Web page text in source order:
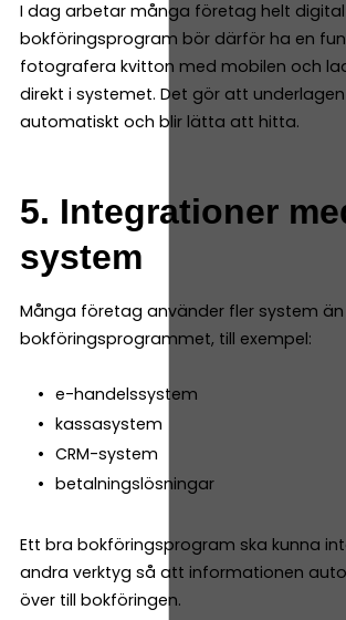
I dag arbetar många företag helt
bokföringsprogram bör därför ha en
fotografera kvitton med mobilen och
direkt i systemet. Det gör att
automatiskt och blir lätta att hitta.
5. Integrationer
system
Många företag använder fler system
bokföringsprogrammet, till exempel:
e-handelssystem
kassasystem
CRM-system
betalningslösningar
Ett bra bokföringsprogram ska kunna
andra verktyg så att informationen
över till bokföringen.